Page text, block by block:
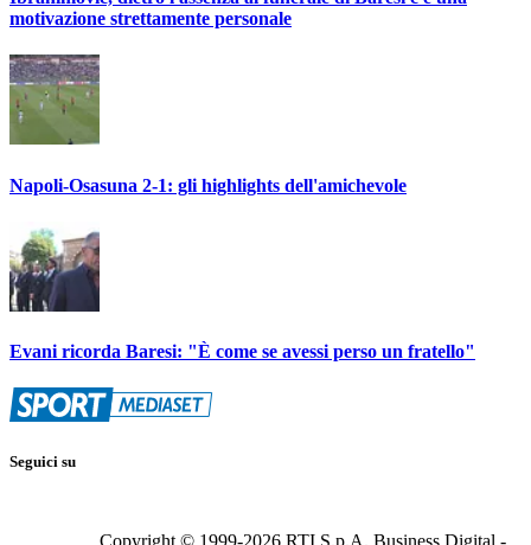
motivazione strettamente personale
Napoli-Osasuna 2-1: gli highlights dell'amichevole
Evani ricorda Baresi: "È come se avessi perso un fratello"
Seguici su
Copyright © 1999-2026 RTI S.p.A. Business Digital -